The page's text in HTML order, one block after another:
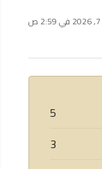
5
3